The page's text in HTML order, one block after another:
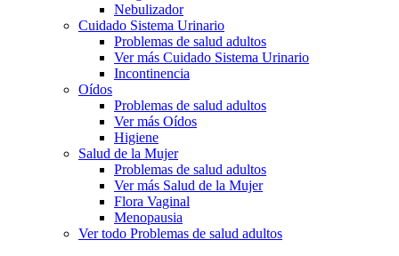
Nebulizador
Cuidado Sistema Urinario
Problemas de salud adultos
Ver más Cuidado Sistema Urinario
Incontinencia
Oídos
Problemas de salud adultos
Ver más Oídos
Higiene
Salud de la Mujer
Problemas de salud adultos
Ver más Salud de la Mujer
Flora Vaginal
Menopausia
Ver todo Problemas de salud adultos